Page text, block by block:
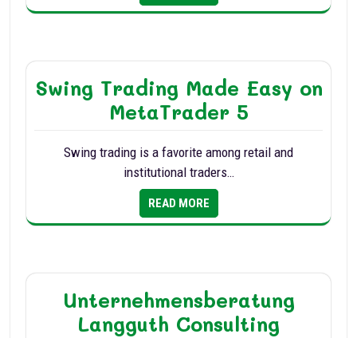
Swing Trading Made Easy on
MetaTrader 5
Swing trading is a favorite among retail and
institutional traders…
READ MORE
Unternehmensberatung
Langguth Consulting